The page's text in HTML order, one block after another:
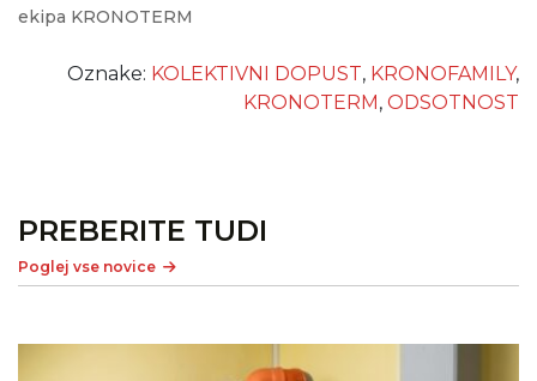
ekipa KRONOTERM
Oznake: KOLEKTIVNI DOPUST, KRONOFAMILY,
KRONOTERM, ODSOTNOST
PREBERITE TUDI
Poglej vse novice